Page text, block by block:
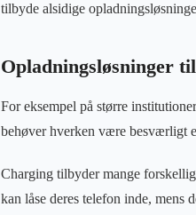
tilbyde alsidige
Opladningsløsninger
For eksempel på større
behøver hverken være besværligt
Charging tilbyder mange
kan låse deres telefon inde, mens